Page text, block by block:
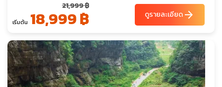
เริ่มต้น
21,999 ฿
18,999 ฿ ดูรายละเอียดarrow_forward